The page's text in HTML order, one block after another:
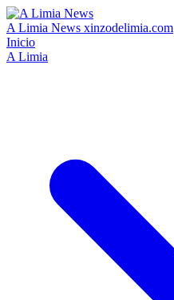
A Limia News xinzodelimia.com
Inicio
A Limia